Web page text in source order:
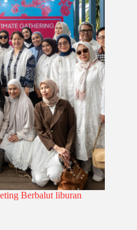
Berbalut liburan